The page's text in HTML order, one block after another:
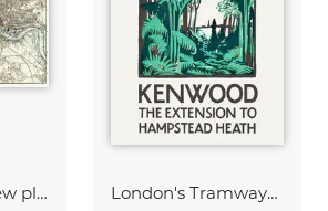
Whitbread's new plan of London London's Tramways - Kenwood, The Extension To Hampstead Heath